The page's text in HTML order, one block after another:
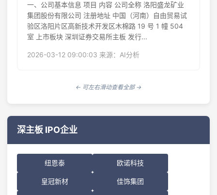
一、公司基本信息 项目 内容 公司全称 洛阳盛龙矿业
集团股份有限公司 注册地址 中国（河南）自由贸易试
验区洛阳片区高新技术开发区木棉路 19 号 1 幢 504
室 上市板块 深圳证券交易所主板 发行...
2026-03-12 09:00:03 来源：AI分析
深主板 IPO企业
纽恩泰 欧诺科技
皇冠新材 佳饰集团